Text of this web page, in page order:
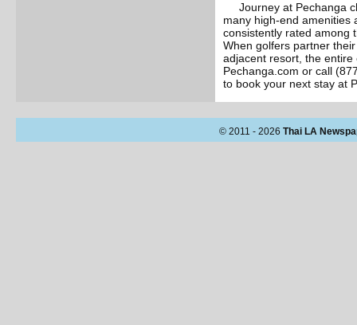
Journey at Pechanga
many high-end amenities
consistently rated among
When golfers partner
adjacent resort, the
Pechanga.com or call
to book your next stay at
© 2011 - 2026 Thai LA